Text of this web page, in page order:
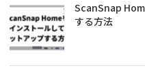
ScanSnap
する方法